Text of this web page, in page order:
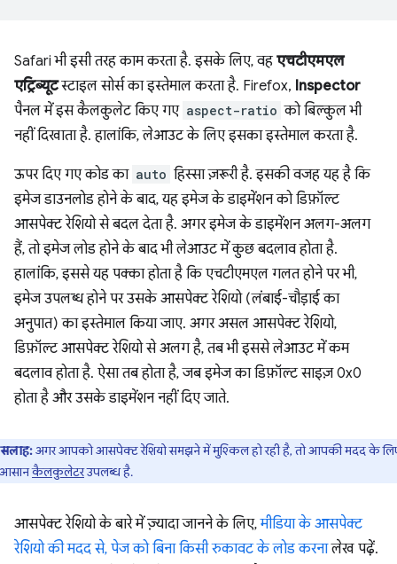
Safari भी इसी तरह काम करता है. इसके लिए, वह एचटीएमएल
एट्रिब्यूटस्टाइल सोर्स का इस्तेमाल करता है. Firefox, Inspector
पैनल में इस कैलकुलेट किए गए aspect-ratio को बिल्कुल भी
नहीं दिखाता है. हालांकि, लेआउट के लिए इसका इस्तेमाल करता है.
ऊपर दिए गए कोड का auto हिस्सा ज़रूरी है. इसकी वजह यह है कि
इमेज डाउनलोड होने के बाद, यह इमेज के डाइमेंशन को डिफ़ॉल्ट
आसपेक्ट रेशियो से बदल देता है. अगर इमेज के डाइमेंशन अलग-अलग
हैं, तो इमेज लोड होने के बाद भी लेआउट में कुछ बदलाव होता है.
हालांकि, इससे यह पक्का होता है कि एचटीएमएल गलत होने पर भी,
इमेज उपलब्ध होने पर उसके आसपेक्ट रेशियो (लंबाई-चौड़ाई का
अनुपात) का इस्तेमाल किया जाए. अगर असल आसपेक्ट रेशियो,
डिफ़ॉल्ट आसपेक्ट रेशियो से अलग है, तब भी इससे लेआउट में कम
बदलाव होता है. ऐसा तब होता है, जब इमेज का डिफ़ॉल्ट साइज़ 0x0
होता है और उसके डाइमेंशन नहीं दिए जाते.
सलाह:अगर आपको आसपेक्ट रेशियो समझने में मुश्किल हो रही है, तो आपकी मदद के
कैलकुलेटरउपलब्ध है.
आसपेक्ट रेशियो के बारे में ज़्यादा जानने के लिए,मीडिया के आसपेक्ट
रेशियो की मदद से, पेज को बिना किसी रुकावट के लोड करनालेख पढ़ें.